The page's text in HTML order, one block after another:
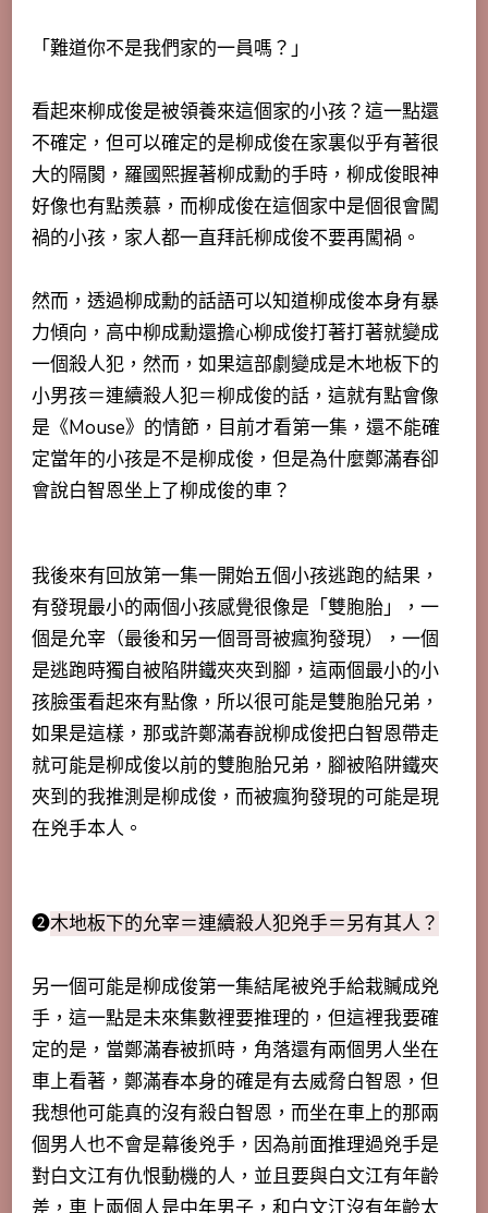
「難道你不是我們家的一員嗎？」
看起來柳成俊是被領養來這個家的小孩？這一點還
不確定，但可以確定的是柳成俊在家裏似乎有著很
大的隔閡，羅國熙握著柳成勳的手時，柳成俊眼神
好像也有點羨慕，而柳成俊在這個家中是個很會闖
禍的小孩，家人都一直拜託柳成俊不要再闖禍。
然而，透過柳成勳的話語可以知道柳成俊本身有暴
力傾向，高中柳成勳還擔心柳成俊打著打著就變成
一個殺人犯，然而，如果這部劇變成是木地板下的
小男孩＝連續殺人犯＝柳成俊的話，這就有點會像
是《Mouse》的情節，目前才看第一集，還不能確
定當年的小孩是不是柳成俊，但是為什麼鄭滿春卻
會說白智恩坐上了柳成俊的車？
我後來有回放第一集一開始五個小孩逃跑的結果，
有發現最小的兩個小孩感覺很像是「雙胞胎」，一
個是允宰（最後和另一個哥哥被瘋狗發現），一個
是逃跑時獨自被陷阱鐵夾夾到腳，這兩個最小的小
孩臉蛋看起來有點像，所以很可能是雙胞胎兄弟，
如果是這樣，那或許鄭滿春說柳成俊把白智恩帶走
就可能是柳成俊以前的雙胞胎兄弟， 腳被陷阱鐵夾
夾到的我推測是柳成俊，而被瘋狗發現的可能是現
在兇手本人 。
➋木地板下的允宰＝連續殺人犯兇手＝另有其人？
另一個可能是柳成俊第一集結尾被兇手給栽贓成兇
手， 這一點是未來集數裡要推理的，但這裡我要確
定的是，當鄭滿春被抓時，角落還有兩個男人坐在
車上看著，鄭滿春本身的確是有去威脅白智恩，但
我想他可能真的沒有殺白智恩，而坐在車上的那兩
個男人也不會是幕後兇手，因為前面推理過兇手是
對白文江有仇恨動機的人，並且要與白文江有年齡